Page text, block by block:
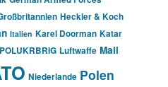
Heckler & Koch
Italien Karel Doorman Katar
Luftwaffe Mali
Niederlande Polen